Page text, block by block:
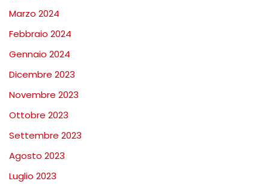
Marzo 2024
Febbraio 2024
Gennaio 2024
Dicembre 2023
Novembre 2023
Ottobre 2023
Settembre 2023
Agosto 2023
Luglio 2023